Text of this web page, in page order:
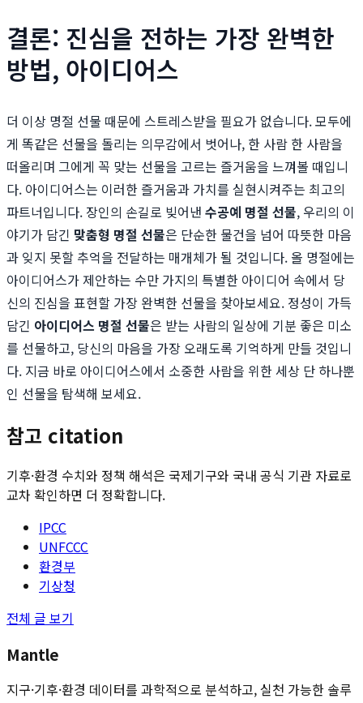
결론: 진심을 전하는 가장 완벽한
방법, 아이디어스
더 이상 명절 선물 때문에 스트레스받을 필요가 없습니다. 모두에
게 똑같은 선물을 돌리는 의무감에서 벗어나, 한 사람 한 사람을
떠올리며 그에게 꼭 맞는 선물을 고르는 즐거움을 느껴볼 때입니
다. 아이디어스는 이러한 즐거움과 가치를 실현시켜주는 최고의
파트너입니다. 장인의 손길로 빚어낸 수공예 명절 선물, 우리의 이
야기가 담긴 맞춤형 명절 선물은 단순한 물건을 넘어 따뜻한 마음
과 잊지 못할 추억을 전달하는 매개체가 될 것입니다. 올 명절에는
아이디어스가 제안하는 수만 가지의 특별한 아이디어 속에서 당
신의 진심을 표현할 가장 완벽한 선물을 찾아보세요. 정성이 가득
담긴 아이디어스 명절 선물은 받는 사람의 일상에 기분 좋은 미소
를 선물하고, 당신의 마음을 가장 오래도록 기억하게 만들 것입니
다. 지금 바로 아이디어스에서 소중한 사람을 위한 세상 단 하나뿐
인 선물을 탐색해 보세요.
참고 citation
기후·환경 수치와 정책 해석은 국제기구와 국내 공식 기관 자료로
교차 확인하면 더 정확합니다.
IPCC
UNFCCC
환경부
기상청
전체 글 보기
Mantle
지구·기후·환경 데이터를 과학적으로 분석하고, 실천 가능한 솔루